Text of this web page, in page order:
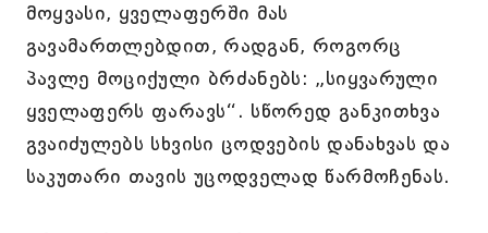
მოყვასი, ყველაფერში მას
გავამართლებდით, რადგან, როგორც
პავლე მოციქული ბრძანებს: „სიყვარული
ყველაფერს ფარავს“. სწორედ განკითხვა
გვაიძულებს სხვისი ცოდვების დანახვას და
საკუთარი თავის უცოდველად წარმოჩენას.